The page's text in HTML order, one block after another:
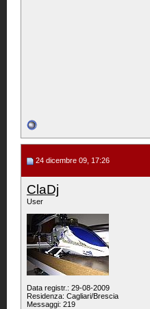
24 dicembre 09, 17:26
ClaDj
User
Data registr.: 29-08-2009
Residenza: Cagliari/Brescia
Messaggi: 219